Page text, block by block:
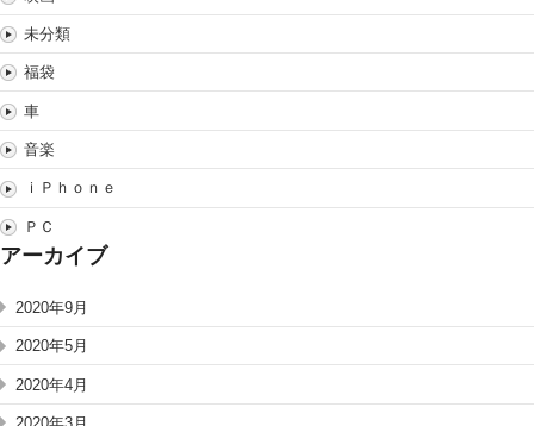
未分類
福袋
車
音楽
ｉＰｈｏｎｅ
ＰＣ
アーカイブ
2020年9月
2020年5月
2020年4月